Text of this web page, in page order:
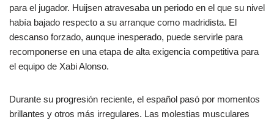
para el jugador. Huijsen atravesaba un periodo en el que su nivel
había bajado respecto a su arranque como madridista. El
descanso forzado, aunque inesperado, puede servirle para
recomponerse en una etapa de alta exigencia competitiva para
el equipo de Xabi Alonso.
Durante su progresión reciente, el español pasó por momentos
brillantes y otros más irregulares. Las molestias musculares